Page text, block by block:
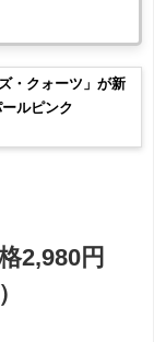
・クォーツ」が新
ルピンク
2,980円